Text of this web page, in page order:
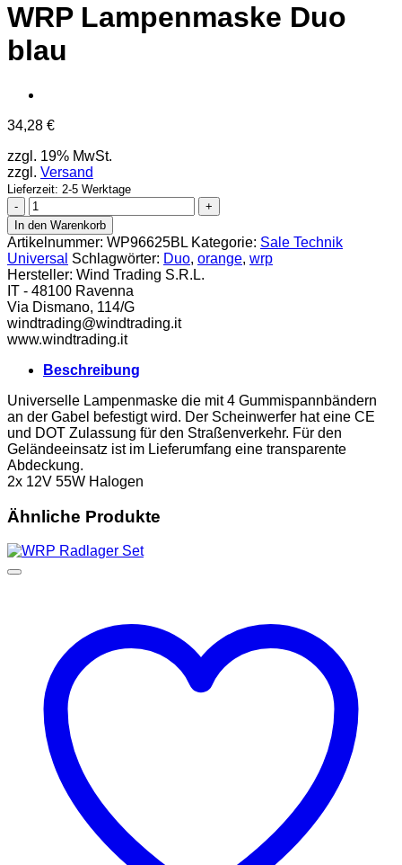
WRP Lampenmaske Duo
blau
34,28 €
zzgl. 19% MwSt.
zzgl. Versand
Lieferzeit: 2-5 Werktage
WRP
Lampenmaske
Duo
blau
Menge
In den Warenkorb
Artikelnummer: WP96625BL Kategorie: Sale Technik
Universal Schlagwörter: Duo, orange, wrp
Hersteller: Wind Trading S.R.L.
IT - 48100 Ravenna
Via Dismano, 114/G
windtrading@windtrading.it
www.windtrading.it
Beschreibung
Universelle Lampenmaske die mit 4 Gummispannbändern
an der Gabel befestigt wird. Der Scheinwerfer hat eine CE
und DOT Zulassung für den Straßenverkehr. Für den
Geländeeinsatz ist im Lieferumfang eine transparente
Abdeckung.
2x 12V 55W Halogen
Ähnliche Produkte